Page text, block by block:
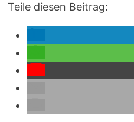
Teile diesen Beitrag: